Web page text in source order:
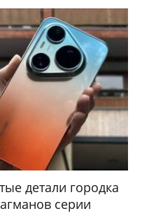
детали городка
серии